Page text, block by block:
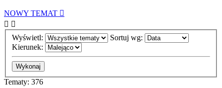
NOWY TEMAT
Wyświetl:
Sortuj wg:
Kierunek:
Tematy: 376